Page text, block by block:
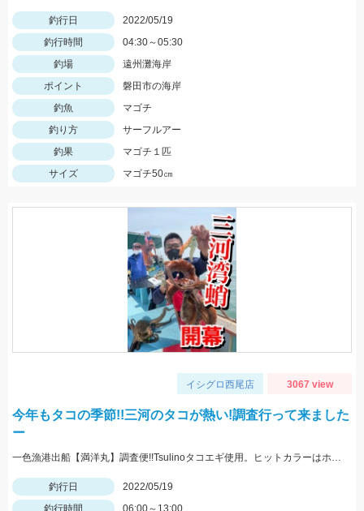
釣行日
2022/05/19
釣行時間
04:30～05:30
釣場
遠州灘海岸
ポイント
磐田市の海岸
釣魚
マゴチ
釣り方
サーフルアー
釣果
マゴチ１匹
サイズ
マゴチ50㎝
イシグロ西尾店 3067 view
今年もタコの季節!!三河のタコが熱い!調査行って来ました
ー
一色漁港出船【満洋丸】調査便!!Tsulinoタコエギ使用。ヒットカラーはホワイト・レッド
釣行日
2022/05/19
釣行時間
06:00～13:00